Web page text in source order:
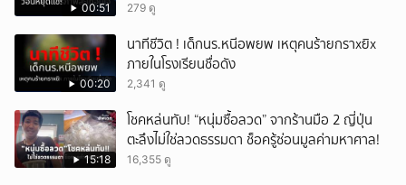
00:51 279 ดู
00:20
นาทีชีวิต ! เด็กนร.หนีอพยพ เหตุคนร้ายกราxยิx
ภายในโรงเรียนชื่อดัง
2,341 ดู
15:18
โชคหล่นทับ! “หนุ่มซื้อลวด” จากร้านมือ 2 ญี่ปุ่น
ตะลึงไม่ใช่ลวดธรรมดา ช็อครู้ซ่อนมูลค่ามหาศาล!
16,355 ดู